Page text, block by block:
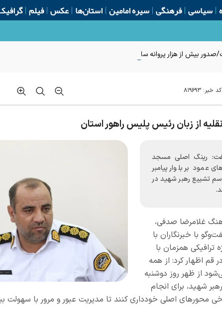
سیاسی فرهنگی سیره امامین استان‌ها عکس فیلم
بیش از هزار پروانه ساخت از ابتدای سال
کد خبر: ۸۱۹۶۹۳
از زبان رئیس پلیس راهور استان
رینگ اصلی مسجد
بر بلوار پیامبر
تشییع رهبر شهید در
غلامرضا صدفی،
با خبرنگاران با
ترافیکی همزمان با
قم اظهار کرد: از همه
از ظهر روز دوشنبه
شهید، برای انجام
محورهای اصلی خودداری کنند تا مدیریت عبور و مرور با سهولت